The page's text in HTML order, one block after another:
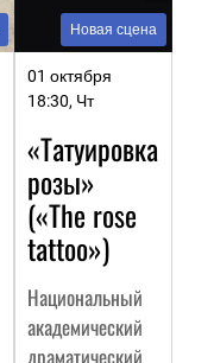
Новая сцена
01 октября
18:30, Чт
«Татуировка
розы»
(«The rose
tattoo»)
Национальный
академический
драматический